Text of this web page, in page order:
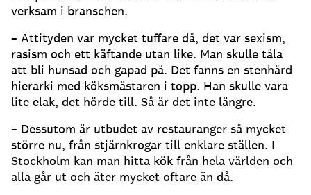
verksam i branschen.
– Attityden var mycket tuffare då, det var sexism,
rasism och ett käftande utan like. Man skulle tåla
att bli hunsad och gapad på. Det fanns en stenhård
hierarki med köksmästaren i topp. Han skulle vara
lite elak, det hörde till. Så är det inte längre.
– Dessutom är utbudet av restauranger så mycket
större nu, från stjärnkrogar till enklare ställen. I
Stockholm kan man hitta kök från hela världen och
alla går ut och äter mycket oftare än då.